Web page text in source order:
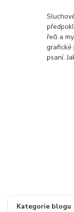
Kategorie blogu
řeči a
grafické
psaní.